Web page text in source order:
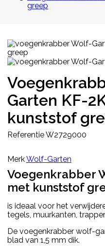
greep
Garten KF-
kunststof
ReferentieW2729000
MerkWolf-Garten
Voegenkrabber
met kunststof
is ideaal voor het
tegels, muurkanten,
De voegenkrabber wolf-
blad van 1,5 mm dik.